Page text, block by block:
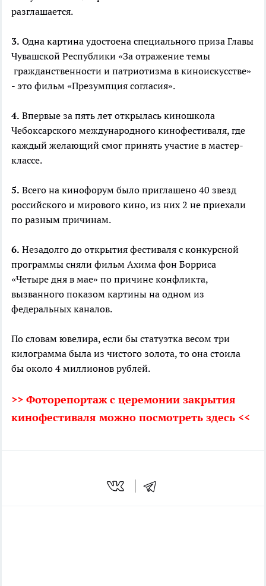
разглашается.
3. Одна картина удостоена специального приза Главы
Чувашской Республики «За отражение темы
гражданственности и патриотизма в киноискусстве»
- это фильм «Презумпция согласия».
4. Впервые за пять лет открылась киношкола
Чебоксарского международного кинофестиваля, где
каждый желающий смог принять участие в мастер-
классе.
5. Всего на кинофорум было приглашено 40 звезд
российского и мирового кино, из них 2 не приехали
по разным причинам.
6. Незадолго до открытия фестиваля с конкурсной
программы сняли фильм Ахима фон Борриса
«Четыре дня в мае» по причине конфликта,
вызванного показом картины на одном из
федеральных каналов.
По словам ювелира, если бы статуэтка весом три
килограмма была из чистого золота, то она стоила
бы около 4 миллионов рублей.
>> Фоторепортаж с церемонии закрытия
кинофестиваля можно посмотреть здесь <<